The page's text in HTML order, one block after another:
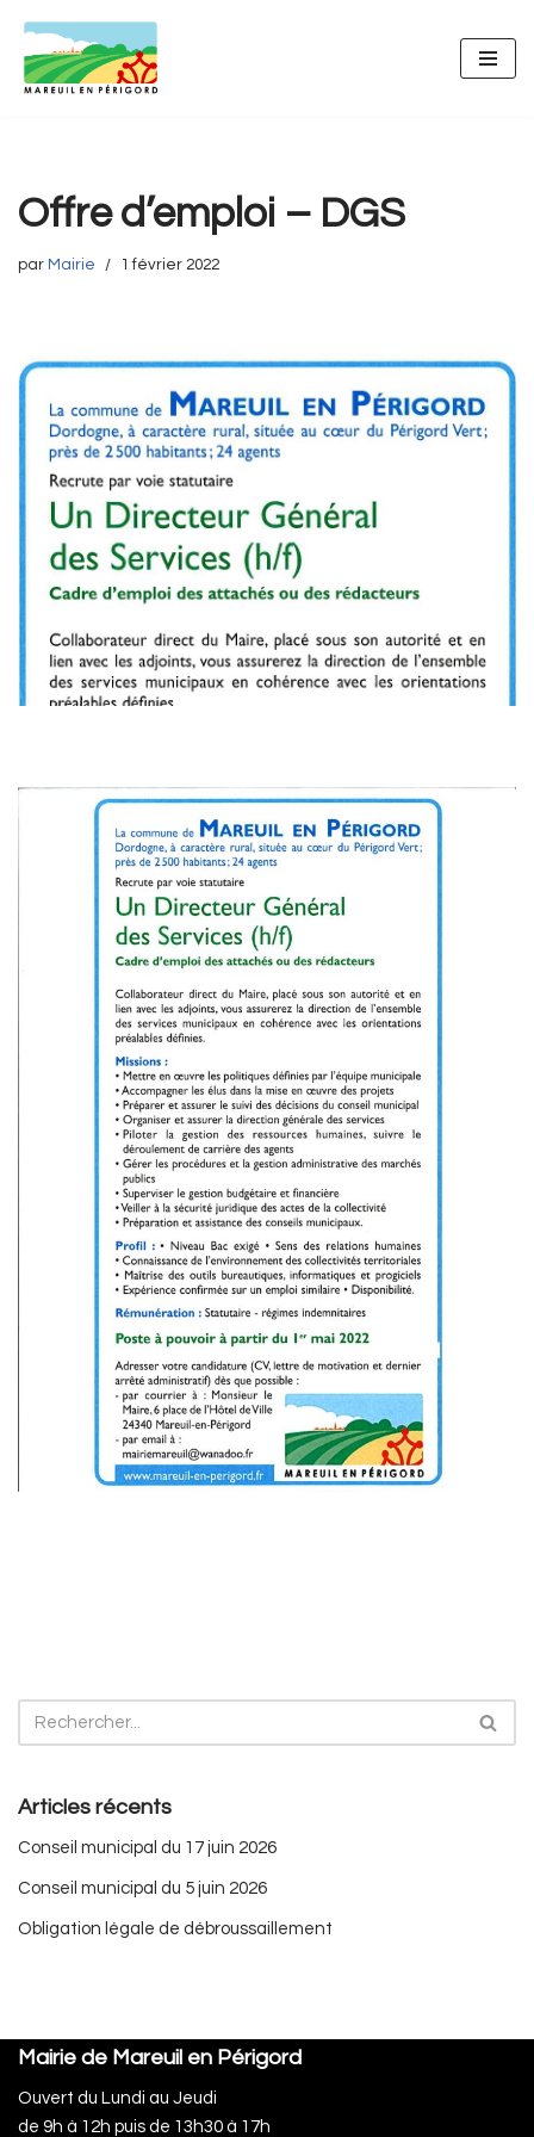
Aller
au
Offre d’emploi – DGS
par Mairie 1 février 2022
Articles récents
Conseil municipal du 17 juin 2026
Conseil municipal du 5 juin 2026
Obligation légale de débroussaillement
Mairie de Mareuil en Périgord
Ouvert du Lundi au Jeudi
de 9h à 12h puis de 13h30 à 17h